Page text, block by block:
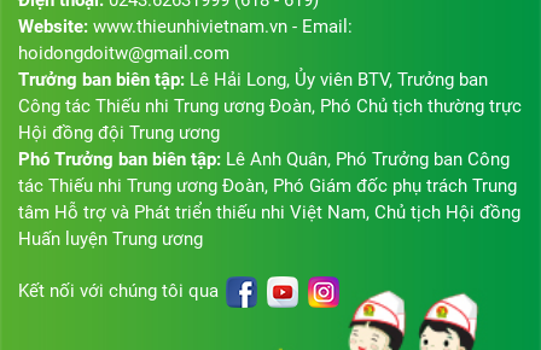
Website: www.thieunhivietnam.vn - Email:
hoidongdoitw@gmail.com
Trưởng ban biên tập: Lê Hải Long, Ủy viên BTV, Trưởng ban
Công tác Thiếu nhi Trung ương Đoàn, Phó Chủ tịch thường trực
Hội đồng đội Trung ương
Phó Trưởng ban biên tập: Lê Anh Quân, Phó Trưởng ban Công
tác Thiếu nhi Trung ương Đoàn, Phó Giám đốc phụ trách Trung
tâm Hỗ trợ và Phát triển thiếu nhi Việt Nam, Chủ tịch Hội đồng
Huấn luyện Trung ương
Kết nối với chúng tôi qua